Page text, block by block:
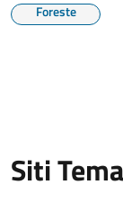
Foreste
Siti